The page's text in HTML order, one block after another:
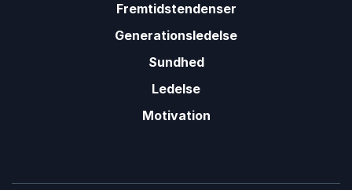
Fremtidstendenser
Generationsledelse
Sundhed
Ledelse
Motivation